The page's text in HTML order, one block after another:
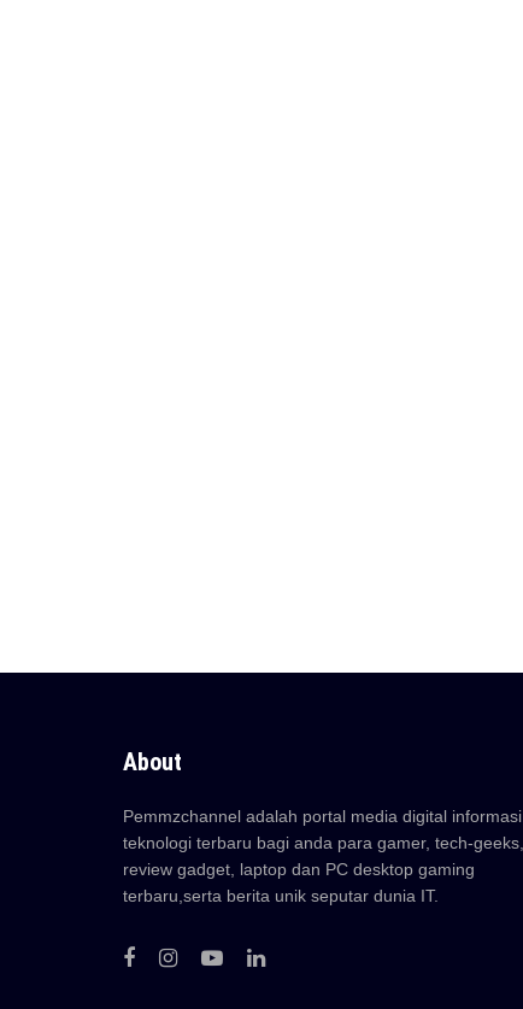
About
Pemmzchannel adalah portal media digital informasi
teknologi terbaru bagi anda para gamer, tech-geeks,
review gadget, laptop dan PC desktop gaming
terbaru,serta berita unik seputar dunia IT.